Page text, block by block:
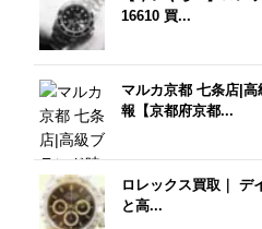
16610 買...
マルカ京都 七条店|
報【京都府京都...
ロレックス買取｜ デ
と高...